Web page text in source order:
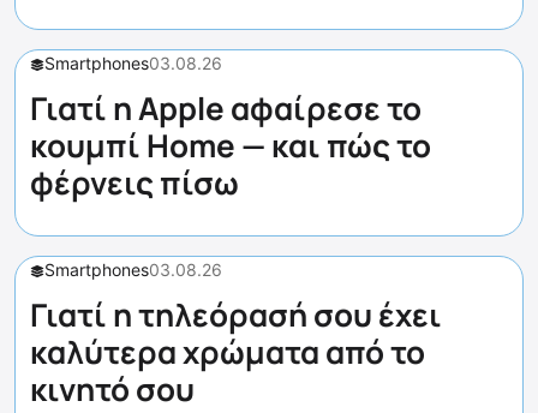
Smartphones03.08.26
Γιατί η Apple αφαίρεσε το
κουμπί Home — και πώς το
φέρνεις πίσω
Smartphones03.08.26
Γιατί η τηλεόρασή σου έχει
καλύτερα χρώματα από το
κινητό σου